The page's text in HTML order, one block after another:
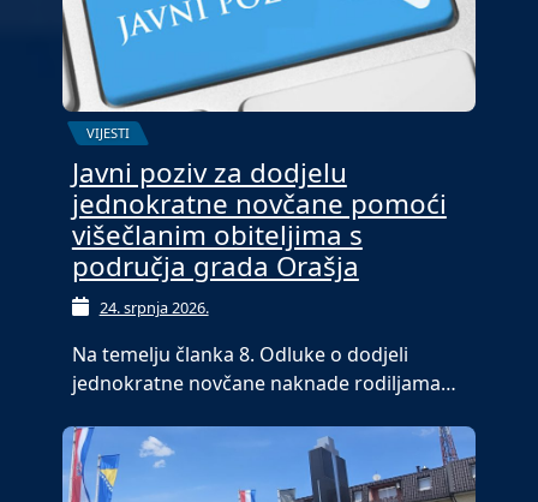
VIJESTI
Javni poziv za dodjelu
jednokratne novčane pomoći
višečlanim obiteljima s
područja grada Orašja
24. srpnja 2026.
Na temelju članka 8. Odluke o dodjeli
jednokratne novčane naknade rodiljama…